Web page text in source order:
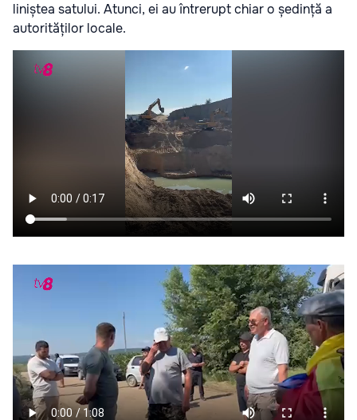
liniștea satului. Atunci, ei au întrerupt chiar o ședință a
autorităților locale.